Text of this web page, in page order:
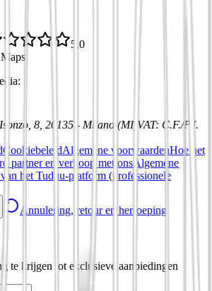
5,0
:
8, 20135 - Milano (MI) VAT: C.F./P.I.
CookiebeleidAlgemene voorwaardenHoe het
partner en verkoop met ons Algemene
het Tuduu-platform (professionele
Annulering, retour en herroeping
te krijgen tot exclusieve aanbiedingen